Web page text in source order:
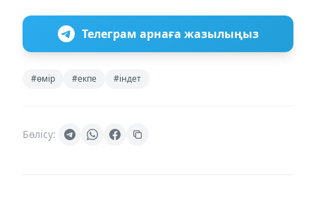
Телеграм арнаға жазылыңыз
#өмір #екпе #індет
Бөлісу: